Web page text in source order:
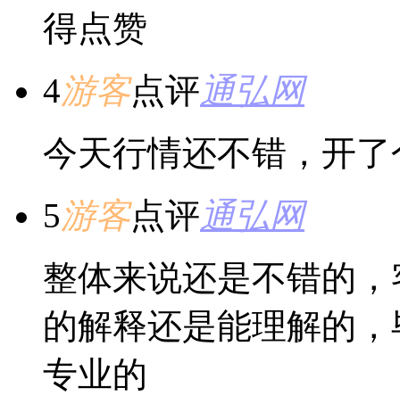
得点赞
4游客点评通弘网
今天行情还不错，开
5游客点评通弘网
整体来说还是不错的
的解释还是能理解的
专业的